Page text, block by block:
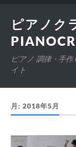
ピアノク
ピアノ 調律・手
イト
月:2018年5月